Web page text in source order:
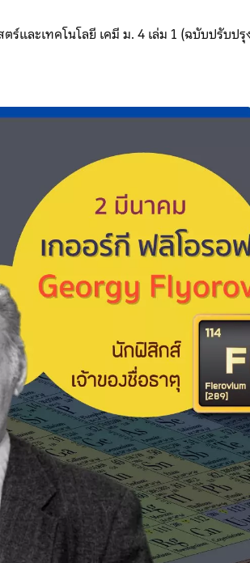
ร์และเทคโนโลยี เคมี ม. 4 เล่ม 1 (ฉบับปรับป